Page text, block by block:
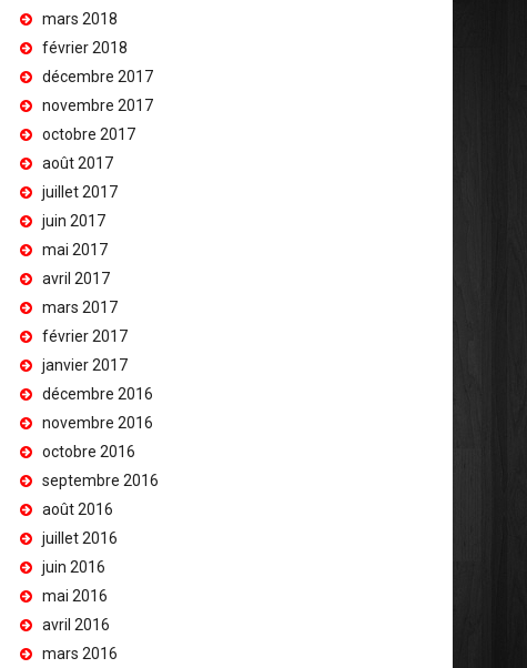
mars 2018
février 2018
décembre 2017
novembre 2017
octobre 2017
août 2017
juillet 2017
juin 2017
mai 2017
avril 2017
mars 2017
février 2017
janvier 2017
décembre 2016
novembre 2016
octobre 2016
septembre 2016
août 2016
juillet 2016
juin 2016
mai 2016
avril 2016
mars 2016